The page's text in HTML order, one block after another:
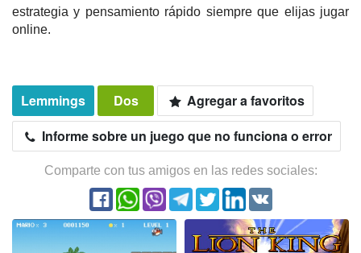
estrategia y pensamiento rápido siempre que elijas jugar
online.
Lemmings Dos
Agregar a favoritos
Informe sobre un juego que no funciona o error
Comparte con tus amigos en las redes sociales: